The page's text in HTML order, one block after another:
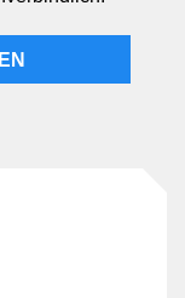
und
sind
in